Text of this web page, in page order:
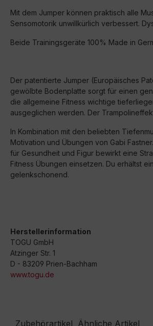
Mit dem Jumper können praktisch alle
Sensomotorik unwillkürlich verbessert.
Beide Trainingsgeräte 100% Made in
Der patentierte Jumper (Europäisches
gewölbte Bodenplatte sorgt für einen
die allgemeine Fitness wichtige
ausgeglichen werden. Der
In Kombination mit den beliebten
Motivation und Übungen von Gabi
für Gesundheit und Figur bewirkt eine
Fitness Übungen einsetzen. Du erhältst
gelenkschonend.
Herstellerinformation
TOGU GmbH
Atzinger Str. 1
D - 83209 Prien-Bachham
www.togu.de
Zubehörartikel Ähnliche Artikel